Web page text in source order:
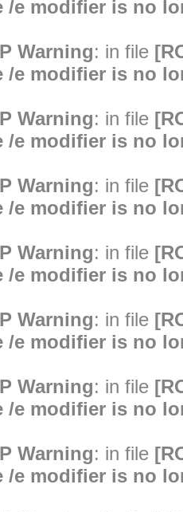
/e modifier is no
Warning: in file
/e modifier is no
Warning: in file
/e modifier is no
Warning: in file
/e modifier is no
Warning: in file
/e modifier is no
Warning: in file
/e modifier is no
Warning: in file
/e modifier is no
Warning: in file
/e modifier is no